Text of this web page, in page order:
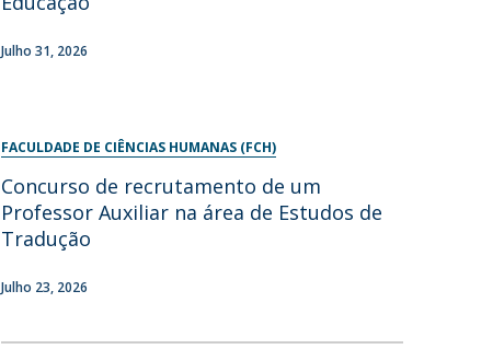
Julho 31, 2026
FACULDADE DE CIÊNCIAS HUMANAS (FCH)
Concurso de recrutamento de um
Professor Auxiliar na área de Estudos de
Tradução
Julho 23, 2026